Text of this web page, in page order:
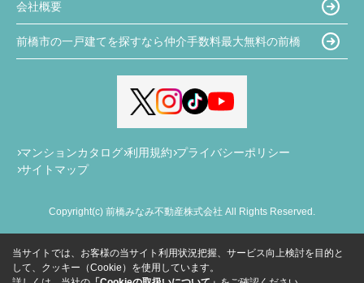
会社概要
前橋市の一戸建てを探すなら仲介手数料最大無料の前橋
マンションカタログ 利用規約 プライバシーポリシー
サイトマップ
Copyright(c) 前橋みなみ不動産株式会社 All Rights Reserved.
当サイトでは、お客様の当サイト利用状況把握、サービス向上検討を目的と
して、クッキー（Cookie）を使用しています。